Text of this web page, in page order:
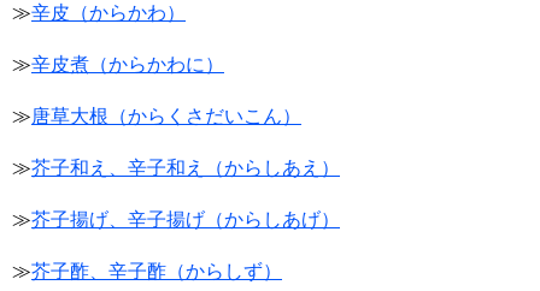
≫辛皮（からかわ）
≫辛皮煮（からかわに）
≫唐草大根（からくさだいこん）
≫芥子和え、辛子和え（からしあえ）
≫芥子揚げ、辛子揚げ（からしあげ）
≫芥子酢、辛子酢（からしず）